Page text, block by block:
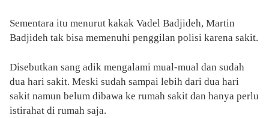
Sementara itu menurut kakak Vadel Badjideh, Martin
Badjideh tak bisa memenuhi penggilan polisi karena sakit.
Disebutkan sang adik mengalami mual-mual dan sudah
dua hari sakit. Meski sudah sampai lebih dari dua hari
sakit namun belum dibawa ke rumah sakit dan hanya perlu
istirahat di rumah saja.